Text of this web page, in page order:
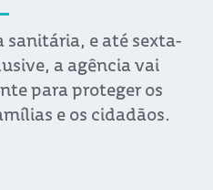
sanitária, e até sexta-
a agência vai
para proteger os
e os cidadãos.